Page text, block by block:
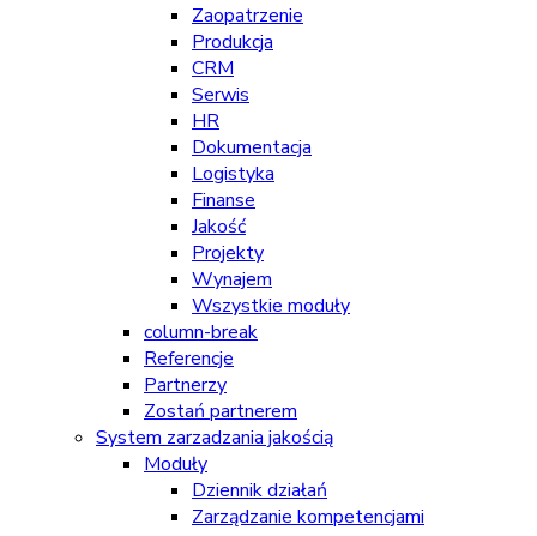
Zaopatrzenie
Produkcja
CRM
Serwis
HR
Dokumentacja
Logistyka
Finanse
Jakość
Projekty
Wynajem
Wszystkie moduły
column-break
Referencje
Partnerzy
Zostań partnerem
System zarzadzania jakością
Moduły
Dziennik działań
Zarządzanie kompetencjami